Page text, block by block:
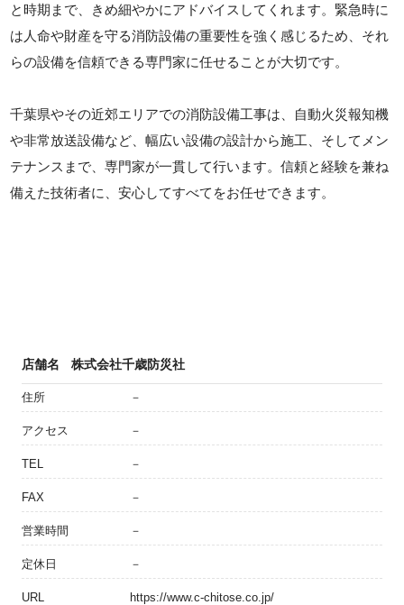
と時期まで、きめ細やかにアドバイスしてくれます。緊急時に
は人命や財産を守る消防設備の重要性を強く感じるため、それ
らの設備を信頼できる専門家に任せることが大切です。
千葉県やその近郊エリアでの消防設備工事は、自動火災報知機
や非常放送設備など、幅広い設備の設計から施工、そしてメン
テナンスまで、専門家が一貫して行います。信頼と経験を兼ね
備えた技術者に、安心してすべてをお任せできます。
店舗名 株式会社千歳防災社
住所 －
アクセス －
TEL －
FAX －
営業時間 －
定休日 －
URL https://www.c-chitose.co.jp/